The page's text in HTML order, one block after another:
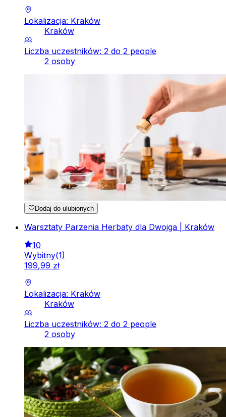
Lokalizacja: Kraków
Kraków
Liczba uczestników: 2 do 2 people
2 osoby
Dodaj do ulubionych
Warsztaty Parzenia Herbaty dla Dwojga | Kraków
10
Wybitny(1)
199,99 zł
Lokalizacja: Kraków
Kraków
Liczba uczestników: 2 do 2 people
2 osoby